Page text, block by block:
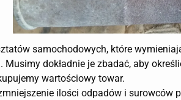
samochodowych, które
dokładnie je zbadać, aby
wartościowy towar.
ilości odpadów i surowców